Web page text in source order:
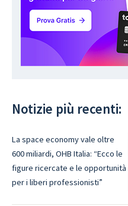
Notizie più recenti:
La space economy vale oltre
600 miliardi, OHB Italia: “Ecco le
figure ricercate e le opportunità
per i liberi professionisti”